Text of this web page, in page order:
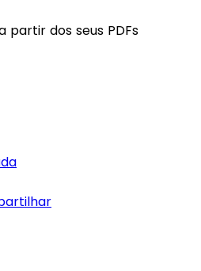
partir dos seus PDFs